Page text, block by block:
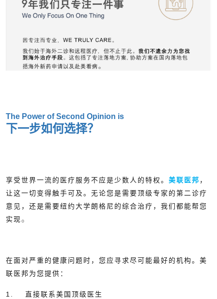
The Power of Second Opinion is
下一步如何选择？
享受世界一流的医疗服务不应是少数人的特权。 美联医邦 ，
让这一切变得触手可及。无论您是需要顶级专家的第二诊疗
意见，还是需要纽约大学朗格尼的综合治疗，我们都能帮您
实现。
在面对严重的健康问题时，您应寻求尽可能最好的机构。美
联医邦为您提供：
1. 直接联系美国顶级医生